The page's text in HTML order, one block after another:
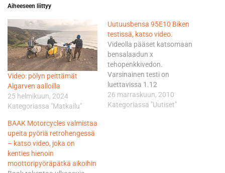
Aiheeseen liittyy
Video: pölyn peittämät
Algarven aalloilla
25 helmikuun, 2024
Kategoriassa "Matkailu"
Uutuusbensa 95E10 Biken
testissä, katso video.
Videolla pääset katsomaan
bensalaadun x
tehopenkkivedon.
Varsinainen testi on
luettavissa 1.12
ilmestyvästä Bike
Luettelonumerosta. Testin
26 marraskuun, 2010
Kategoriassa "Uutiset"
BAAK Motorcycles valmistaa
upeita pyöriä retrohengessä
– katso video, joka on
kenties hienoin
moottoripyöräpätkä aikoihin